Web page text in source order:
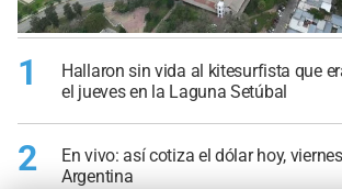
1
Hallaron sin vida al kitesurfista que
el jueves en la Laguna Setúbal
2
En vivo: así cotiza el dólar hoy,
Argentina